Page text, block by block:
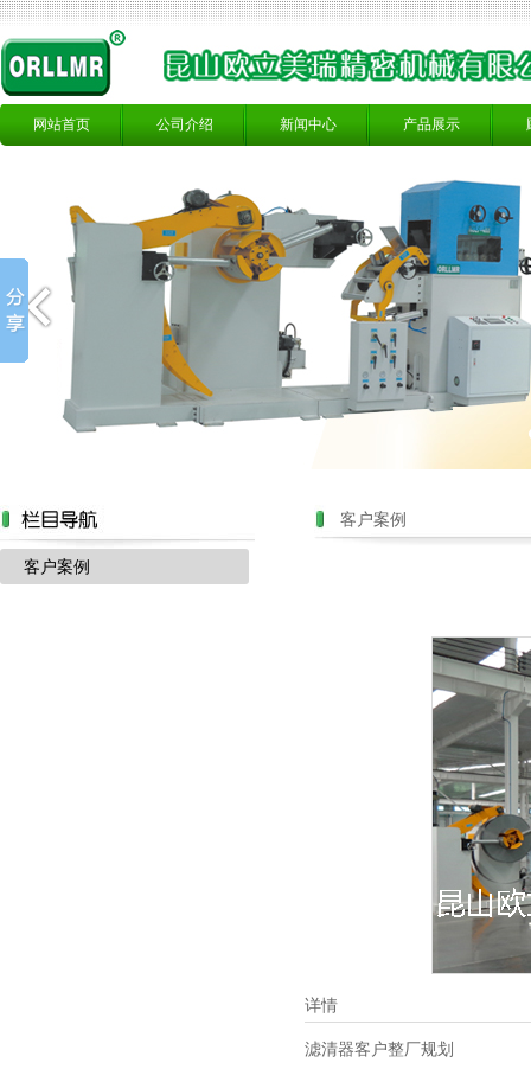
网站首页 公司介绍 新闻中心 产品展示
客户案例
客户案例
详情
滤清器客户整厂规划